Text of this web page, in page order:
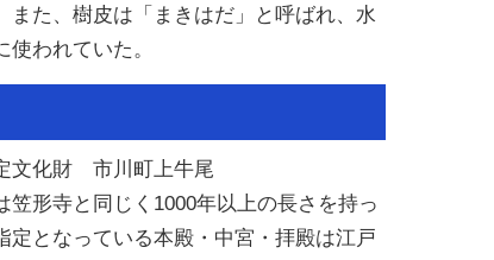
また、樹皮は「まきはだ」と呼ばれ、水
われていた。
文化財 市川町上牛尾
笠形寺と同じく1000年以上の長さを持っ
定となっている本殿・中宮・拝殿は江戸